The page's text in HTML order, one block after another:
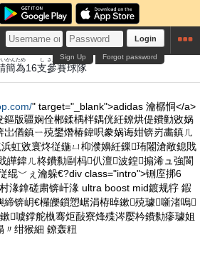
Login
Forgot password
Sign Up
い
簡
かん
為
ため
16支
し
參
さん
賽
さい
球
たま
隊
たい
" target="_blank">adidas 瀹樼恫</a>
版疆娴佺郴鍒楀柈鍝侊紝鐐烘偍鐨勭敓娲
偤鎮ㄧ殑鐢熸椿鍏呮豢娲诲姏锛岃畵鎮ㄦ
虹敓寰炵従鍦ㄩ枊濮嬶紝鏁珛闂滄敞鎴戝
皣鍏ㄦ柊鐨勬剾杩仈澶波鍠搧浠ュ強閬
绲﹀ぇ瀹躲€?div class="intro">铏庢挷6
湪鎿磋粛锛屽湪 ultra boost mid鍍规牸 鍜
锛岄€欏皪鎻愬崌涓栫晫鏉殑璩噺渚嗚
噳鐣舵槸骞炬敮寮烽殜涔嬮枔鐨勬瘮璩姐
绀猴細 鐐轰粈